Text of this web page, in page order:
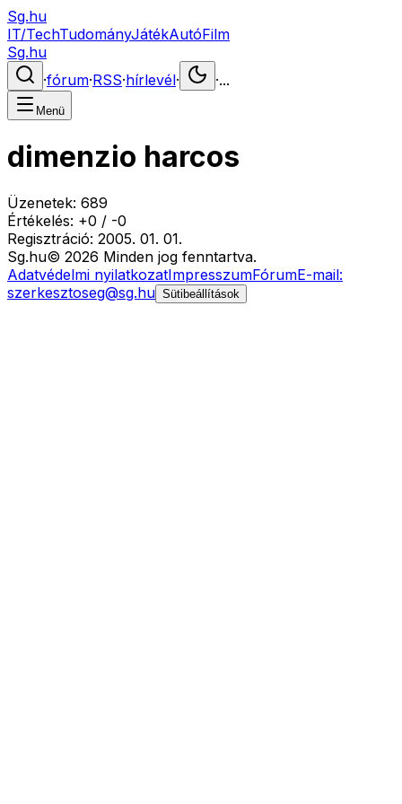
Sg.hu
IT/TechTudományJátékAutóFilm
Sg.hu
·fórum·RSS·hírlevél· ·...
Menü
dimenzio harcos
Üzenetek: 689
Értékelés: +0 / -0
Regisztráció: 2005. 01. 01.
Sg.hu© 2026 Minden jog fenntartva.
Adatvédelmi nyilatkozatImpresszumFórumE-mail:
szerkesztoseg@sg.hu Sütibeállítások